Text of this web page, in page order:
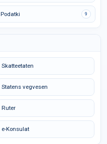
Podatki 9
Skatteetaten
Statens vegvesen
Ruter
e-Konsulat